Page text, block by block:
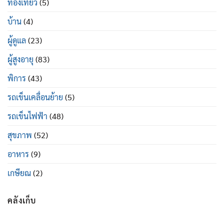
ท่องเที่่ยว (5)
บ้าน(4)
ผู้ดูแล (23)
ผู้สูงอายุ (83)
พิการ (43)
รถเข็นเคลื่อนย้าย (5)
รถเข็นไฟฟ้า (48)
สุขภาพ (52)
อาหาร (9)
เกษียณ(2)
คลังเก็บ